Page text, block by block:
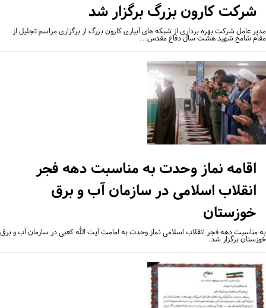
شرکت کارون بزرگ برگزار شد
عامل شرکت بهره برداری از شبکه های آبیاری کارون بزرگ از برگزاری مراسم تجلیل از
شامخ شهید هشت سال دفاع مقدس…
اقامه نماز وحدت به مناسبت دهه فجر
انقلاب اسلامی در سازمان آب و برق
خوزستان
مناسبت دهه فجر انقلاب اسلامی نماز وحدت به امامت آیت الله کعبی در سازمان آب و برق
برگزار شد.